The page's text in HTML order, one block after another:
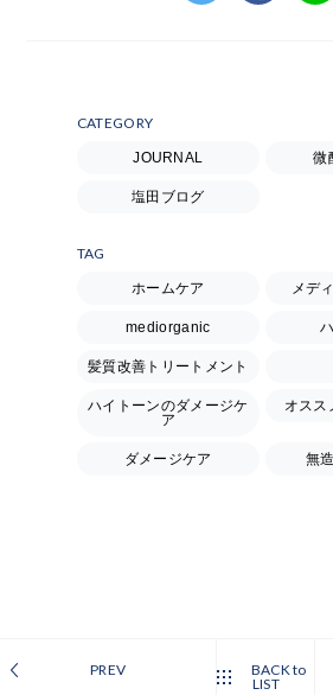
CATEGORY
JOURNAL 微
塩田ブログ
TAG
ホームケア メデ
mediorganic
髪質改善トリートメント
ハイトーンのダメージケ
ア
オスス
ダメージケア 無
PREV
BACK to
LIST